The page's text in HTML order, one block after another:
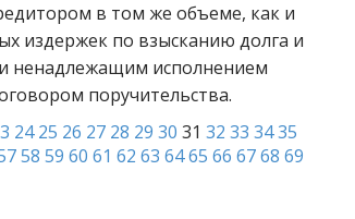
в том же объеме, как и
издержек по взысканию долга и
ненадлежащим исполнением
поручительства.
24 25 26 27 28 29 30 31 32 33 3435
58 59 60 61 62 63 6465 66 6768 69